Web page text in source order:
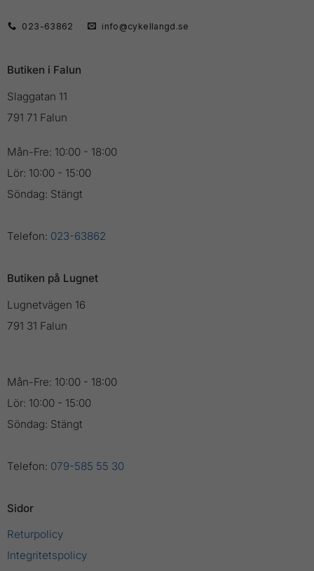
023-63862 info@cykellangd.se
Butiken i Falun
Slaggatan 11
791 71 Falun
Mån-Fre: 10:00 - 18:00
Lör: 10:00 - 15:00
Söndag: Stängt
Telefon: 023-63862
Butiken på Lugnet
Lugnetvägen 16
791 31 Falun
Mån-Fre: 10:00 - 18:00
Lör: 10:00 - 15:00
Söndag: Stängt
Telefon: 079-585 55 30
Sidor
Returpolicy
Integritetspolicy